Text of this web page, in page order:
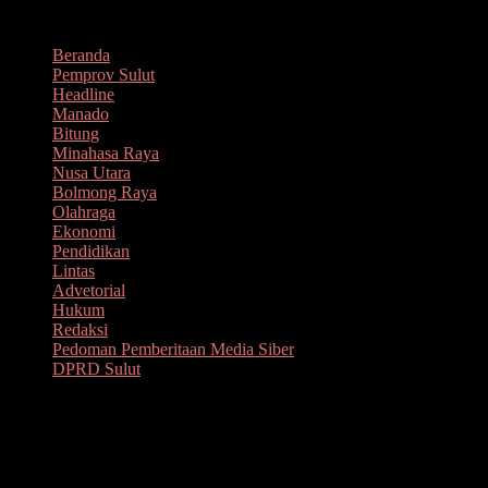
kontenBeranda
Pemprov Sulut
Headline
Manado
Bitung
Minahasa Raya
Nusa Utara
Bolmong Raya
Olahraga
Ekonomi
Pendidikan
Lintas
Advetorial
Hukum
Redaksi
Pedoman Pemberitaan Media Siber
DPRD Sulut